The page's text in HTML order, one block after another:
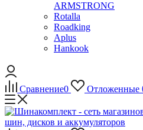
ARMSTRONG
Rotalla
Roadking
Aplus
Hankook
Сравнение0 Отложенные